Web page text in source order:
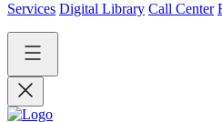
Services Digital Library Call Center